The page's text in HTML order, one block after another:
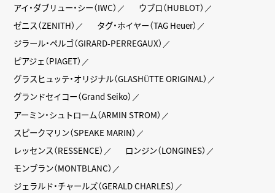
アイ・ダブリュー・シー（IWC）
ウブロ（HUBLOT）
ゼニス（ZENITH）
タグ・ホイヤー（TAG Heuer）
ジラール・ペルゴ（GIRARD-PERREGAUX）
ピアジェ（PIAGET）
グラスヒュッテ・オリジナル（GLASHÜTTE ORIGINAL）
グランドセイコー（Grand Seiko）
アーミン・シュトローム（ARMIN STROM）
スピークマリン（SPEAKE MARIN）
レッセンス（RESSENCE）
ロンジン（LONGINES）
モンブラン（MONTBLANC）
ジェラルド・チャールズ（GERALD CHARLES）